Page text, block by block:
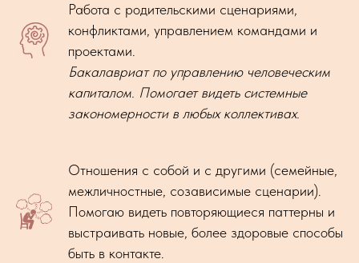
Работа с родительскими сценариями,
конфликтами, управлением командами и
проектами.
Бакалавриат по управлению человеческим
капиталом. Помогает видеть системные
закономерности в любых коллективах.
Отношения с собой и с другими (семейные,
межличностные, созависимые сценарии).
Помогаю видеть повторяющиеся паттерны и
выстраивать новые, более здоровые способы
быть в контакте.